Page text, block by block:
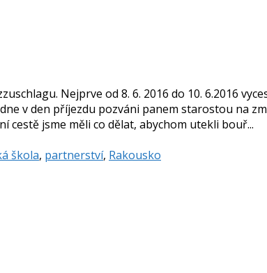
Nejprve od 8. 6. 2016 do 10. 6.2016
v den příjezdu pozváni panem starostou na
jsme měli co dělat, abychom utekli bouř...
škola, partnerství, Rakousko